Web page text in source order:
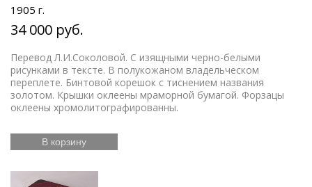
1905 г.
34 000 руб.
Перевод Л.И.Соколовой. С изящными черно-белыми
рисунками в тексте. В полукожаном владельческом
переплете. Бинтовой корешок с тиснением названия
золотом. Крышки оклеены мраморной бумагой. Форзацы
оклеены хромолитографированны.
В корзину